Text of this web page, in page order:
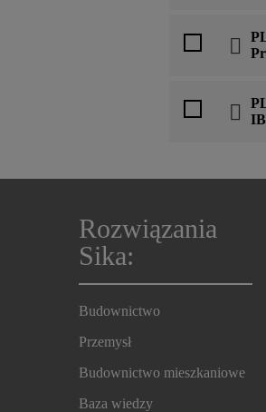
Rozwiązania
Sika:
Budownictwo
Przemysł
Budownictwo mieszkaniowe
Baza wiedzy